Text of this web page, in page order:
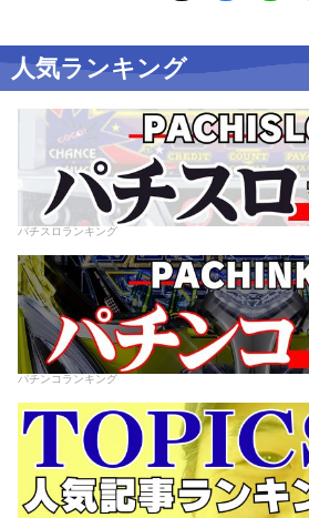
人気ランキング
パチスロランキング
パチンコランキング